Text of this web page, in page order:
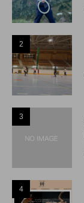
2
3
4